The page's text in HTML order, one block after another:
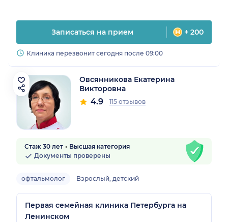
Записаться на прием + 200
Клиника перезвонит сегодня после 09:00
Овсянникова Екатерина
Викторовна
4.9 115 отзывов
Стаж 30 лет
Высшая категория
Документы проверены
офтальмолог Взрослый, детский
Первая семейная клиника Петербурга на
Ленинском